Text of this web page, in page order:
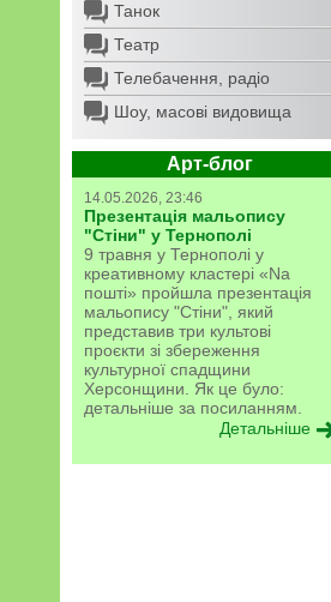
Танок
Театр
Телебачення, радіо
Шоу, масові видовища
Арт-блог
14.05.2026, 23:46
Презентація мальопису
"Стіни" у Тернополі
9 травня у Тернополі у
креативному кластері «Na
пошті» пройшла презентація
мальопису "Стіни", який
представив три культові
проєкти зі збереження
культурної спадщини
Херсонщини. Як це було:
детальніше за посиланням.
Детальніше